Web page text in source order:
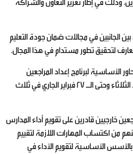
وذلك في إطار تعزيز التعاون والشراكة
بين الجانبين في مجالات ضمان جودة التعليم
لتحقيق تطور مستدام في هذا المجال.
الأساسية لبرنامج إعداد المراجعين
الخارجيين، الذي سيُنفَّذ يوم غد الثلاثاء وحتى الـ 27 فبراير الجاري في ثلاث
خارجيين قادرين على تقويم أداء المدارس
من اكتساب المهارات اللازمة لتقييم
الأساسية لتقويم الأداء في